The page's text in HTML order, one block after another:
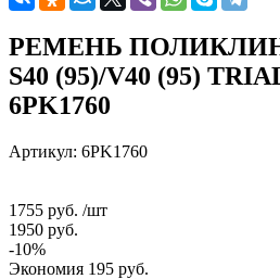
РЕМЕНЬ
S40 (95)/V40 (95)
6PK1760
Артикул: 6PK1760
1755 руб. /шт
1950 руб.
-10%
Экономия 195 руб.